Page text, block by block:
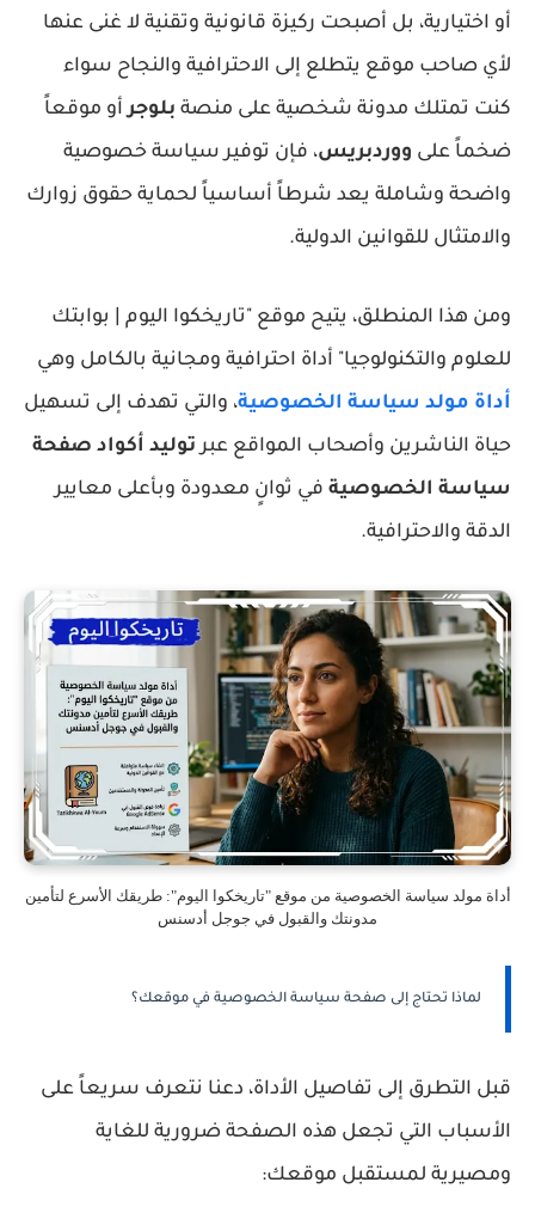
أو اختيارية، بل أصبحت ركيزة قانونية وتقنية لا غنى عنها
لأي صاحب موقع يتطلع إلى الاحترافية والنجاح سواء
كنت تمتلك مدونة شخصية على منصة بلوجرأو موقعاً
ضخماً على ووردبريس، فإن توفير سياسة خصوصية
واضحة وشاملة يعد شرطاً أساسياً لحماية حقوق زوارك
والامتثال للقوانين الدولية.
ومن هذا المنطلق، يتيح موقع "تاريخكوا اليوم | بوابتك
للعلوم والتكنولوجيا" أداة احترافية ومجانية بالكامل وهي
أداة مولد سياسة الخصوصية، والتي تهدف إلى تسهيل
حياة الناشرين وأصحاب المواقع عبرتوليد أكواد صفحة
سياسة الخصوصية في ثوانٍ معدودة وبأعلى معايير
الدقة والاحترافية.
أداة مولد سياسة الخصوصية من موقع "تاريخكوا اليوم": طريقك الأسرع لتأمين
مدونتك والقبول في جوجل أدسنس
لماذا تحتاج إلى صفحة سياسة الخصوصية في موقعك؟
قبل التطرق إلى تفاصيل الأداة، دعنا نتعرف سريعاً على
الأسباب التي تجعل هذه الصفحة ضرورية للغاية
ومصيرية لمستقبل موقعك: